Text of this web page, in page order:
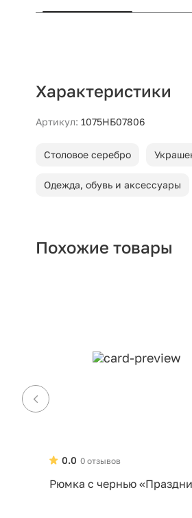
Характеристики
Артикул: 1075НБ07806
Столовое серебро
Одежда, обувь и аксессуары
Похожие товары
0 отзывов
0.0
Рюмка с чернью